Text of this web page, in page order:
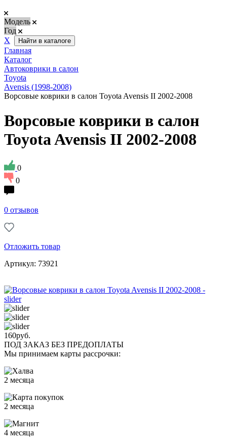
Модель
Год
Х
Найти в каталоге
Главная
Каталог
Автоковрики в салон
Toyota
Avensis (1998-2008)
Ворсовые коврики в салон Toyota Avensis II 2002-2008
Ворсовые коврики в салон
Toyota Avensis II 2002-2008
0
0
0 отзывов
Отложить товар
Артикул: 73921
160руб.
ПОД ЗАКАЗ БЕЗ ПРЕДОПЛАТЫ
Мы принимаем карты рассрочки:
2 месяца
2 месяца
4 месяца